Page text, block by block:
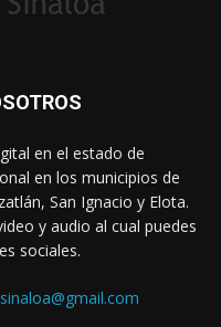
en el estado de
en los municipios de
San Ignacio y Elota.
y audio al cual puedes
sociales.